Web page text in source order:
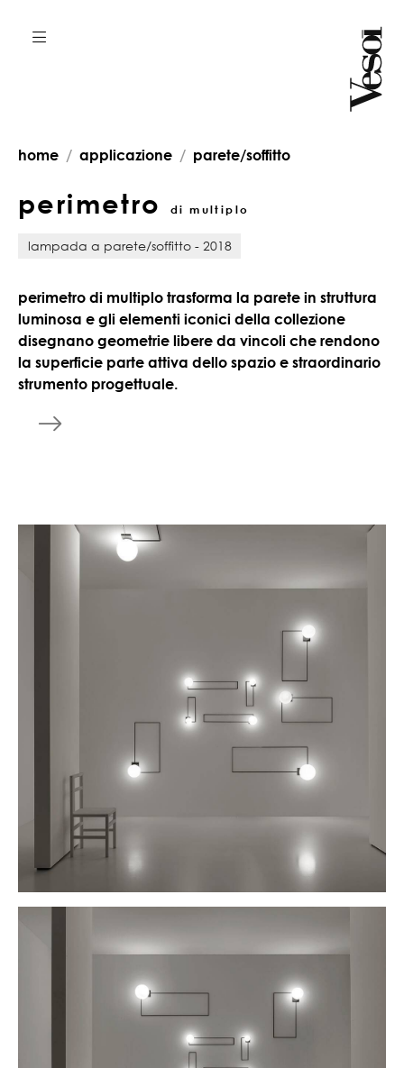
home applicazione parete/soffitto
perimetro di multiplo
lampada a parete/soffitto - 2018
perimetro di multiplo trasforma la parete in struttura
luminosa e gli elementi iconici della collezione
disegnano geometrie libere da vincoli che rendono
la superficie parte attiva dello spazio e straordinario
strumento progettuale.